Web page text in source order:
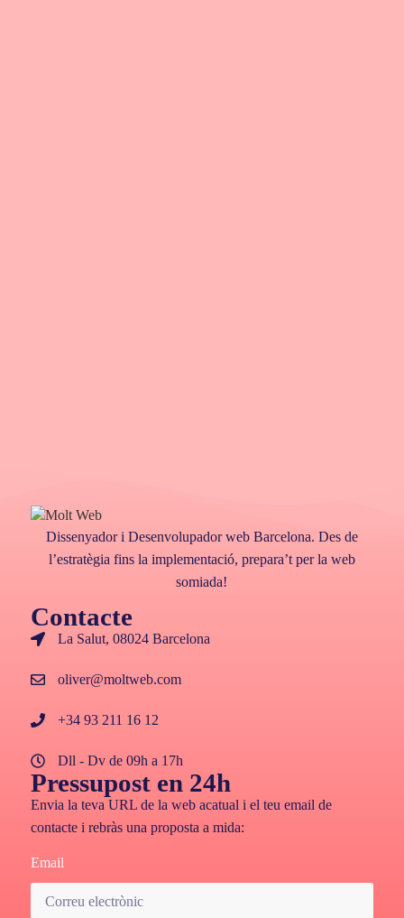
Dissenyador i Desenvolupador web Barcelona. Des de
l’estratègia fins la implementació, prepara’t per la web
somiada!
Contacte
La Salut, 08024 Barcelona
oliver@moltweb.com
+34 93 211 16 12
Dll - Dv de 09h a 17h
Pressupost en 24h
Envia la teva URL de la web acatual i el teu email de
contacte i rebràs una proposta a mida:
Email